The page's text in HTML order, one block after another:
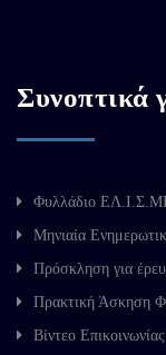
Συνοπτικά
Φυλλάδιο
Μηνιαία
Πρόσκληση για
Πρακτική Άσκηση
Βίντεο